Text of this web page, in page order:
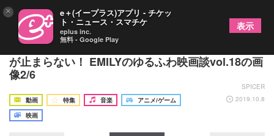
『ジョーカー』ダークヒーロー誕生秘話！ゾクゾク
が止まらない！ EMILYのゆるふわ映画談vol.18の画
像2/6
SPICER
動画
特集 音楽
アニメ/ゲーム
映画
2019.10.8
× e＋(イープラス)アプリ - チケッ
ト・ニュース・スマチケ
eplus inc.
無料 - Google Play
表示